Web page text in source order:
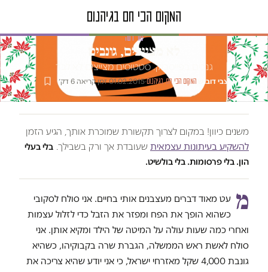
טור דעה
לא מצייצים, גונבים
גנבים בפייסבוק. סטטוסים מצייצים לא לבד
צבי דובוש ·המקום הכי חם בגיהנום·
01.02.2015
·זמן קריאה 6 דק׳
משנים כיוון! במקום לצרוך תקשורת שמוכרת אותך, הגיע הזמן
להשקיע בעיתונות עצמאית שעובדת אך ורק בשבילך. בלי בעלי
הון. בלי פרסומות. בלי בולשיט.
מ עט מאוד דברים מעצבנים אותי בחיים. אני סולח לסקובי
כשהוא הופך את הפח ומפזר את הזבל כדי לזלול עצמות
ואחרי כמה שעות עולה על המיטה של הילד ומקיא אותן. אני
סולח לאשת ראש הממשלה, הגברת שרה בקבוקיהו, כשהיא
גונבת 4,000 שקל מאזרחי ישראל, כי אני יודע שהיא צריכה את